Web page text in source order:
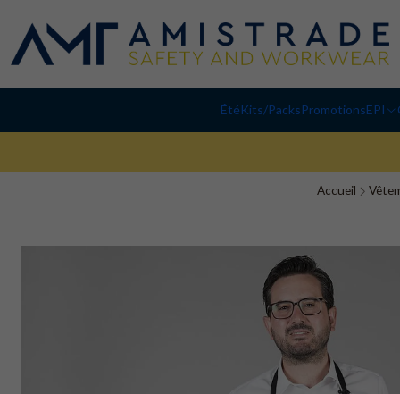
ÉtéKits/PacksPromotionsEPI
Accueil